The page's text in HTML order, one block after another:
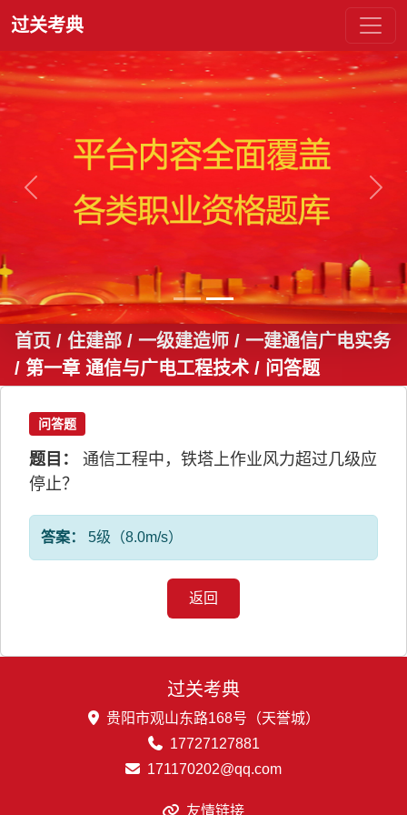
过关考典
上一张 下一
首页 / 住建部 / 一级建造师 / 一建通信广电实务
/ 第一章 通信与广电工程技术 / 问答题
问答题
题目：
通信工程中，铁塔上作业风力超过几级应
停止？
答案： 5级（8.0m/s）
返回
过关考典
贵阳市观山东路168号（天誉城）
17727127881
171170202@qq.com
友情链接